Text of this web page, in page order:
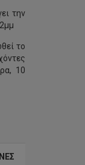
την
το
10